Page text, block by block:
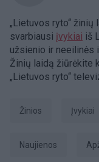
„Lietuvos ryto“
svarbiausi įvykiai iš
užsienio ir neeilinės
Žinių laidą žiūrėkite
„Lietuvos ryto“
Žinios Įvykiai
Naujienos